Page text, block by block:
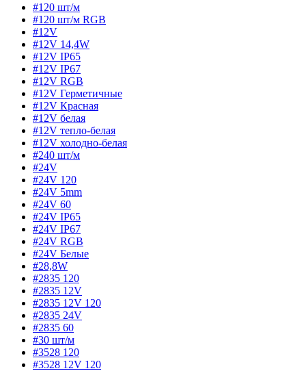
#120 шт/м
#120 шт/м RGB
#12V
#12V 14,4W
#12V IP65
#12V IP67
#12V RGB
#12V Герметичные
#12V Красная
#12V белая
#12V тепло-белая
#12V холодно-белая
#240 шт/м
#24V
#24V 120
#24V 5mm
#24V 60
#24V IP65
#24V IP67
#24V RGB
#24V Белые
#28,8W
#2835 120
#2835 12V
#2835 12V 120
#2835 24V
#2835 60
#30 шт/м
#3528 120
#3528 12V 120